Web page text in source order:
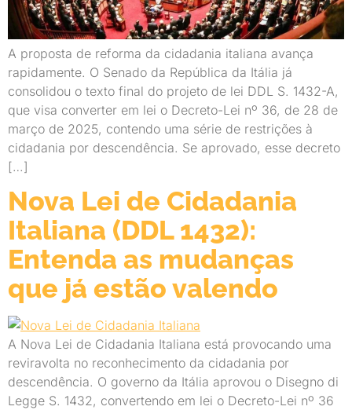
A proposta de reforma da cidadania italiana avança
rapidamente. O Senado da República da Itália já
consolidou o texto final do projeto de lei DDL S. 1432-A,
que visa converter em lei o Decreto-Lei nº 36, de 28 de
março de 2025, contendo uma série de restrições à
cidadania por descendência. Se aprovado, esse decreto
[…]
Nova Lei de Cidadania
Italiana (DDL 1432):
Entenda as mudanças
que já estão valendo
A Nova Lei de Cidadania Italiana está provocando uma
reviravolta no reconhecimento da cidadania por
descendência. O governo da Itália aprovou o Disegno di
Legge S. 1432, convertendo em lei o Decreto-Lei nº 36